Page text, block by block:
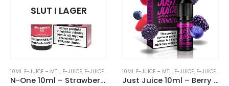
SLUT I LAGER
10ML E-JUICE – MTL, E-JUICE, E-JUICE MED NIKOTIN ,N ONE ,N ONE 10ML
N-One 10ml – Strawberry Ice – 14mg Nic Salt
10ML E-JUICE – MTL, E-JUICE, E-JUICE MED NIKOTIN
Just Juice 10ml – Berry Burst